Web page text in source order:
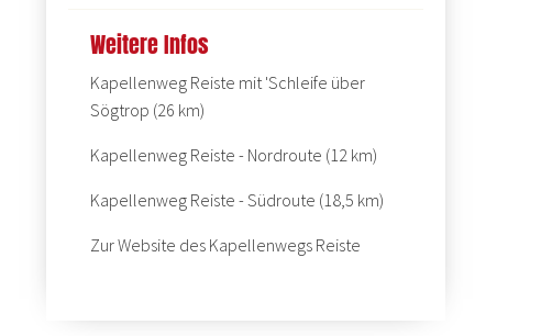
Weitere Infos
Kapellenweg Reiste mit 'Schleife über
Sögtrop (26 km)
Kapellenweg Reiste - Nordroute (12 km)
Kapellenweg Reiste - Südroute (18,5 km)
Zur Website des Kapellenwegs Reiste